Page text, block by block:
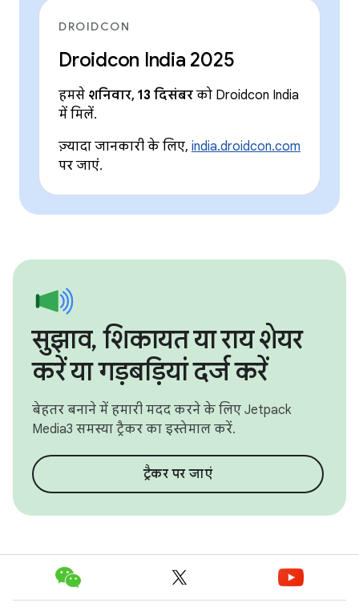
DROIDCON
Droidcon India 2025
हमसे शनिवार, 13 दिसंबर को Droidcon India
में मिलें.
ज़्यादा जानकारी के लिए, india.droidcon.com
पर जाएं.
सुझाव, शिकायत या राय शेयर
करें या गड़बड़ियां दर्ज करें
बेहतर बनाने में हमारी मदद करने के लिए Jetpack
Media3 समस्या ट्रैकर का इस्तेमाल करें.
ट्रैकर पर जाएं